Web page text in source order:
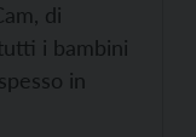
di
i bambini
in